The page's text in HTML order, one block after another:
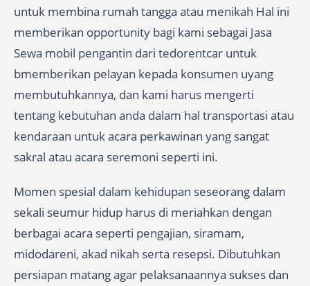
untuk membina rumah tangga atau menikah Hal ini
memberikan opportunity bagi kami sebagai Jasa
Sewa mobil pengantin dari tedorentcar untuk
bmemberikan pelayan kepada konsumen uyang
membutuhkannya, dan kami harus mengerti
tentang kebutuhan anda dalam hal transportasi atau
kendaraan untuk acara perkawinan yang sangat
sakral atau acara seremoni seperti ini.
Momen spesial dalam kehidupan seseorang dalam
sekali seumur hidup harus di meriahkan dengan
berbagai acara seperti pengajian, siramam,
midodareni, akad nikah serta resepsi. Dibutuhkan
persiapan matang agar pelaksanaannya sukses dan